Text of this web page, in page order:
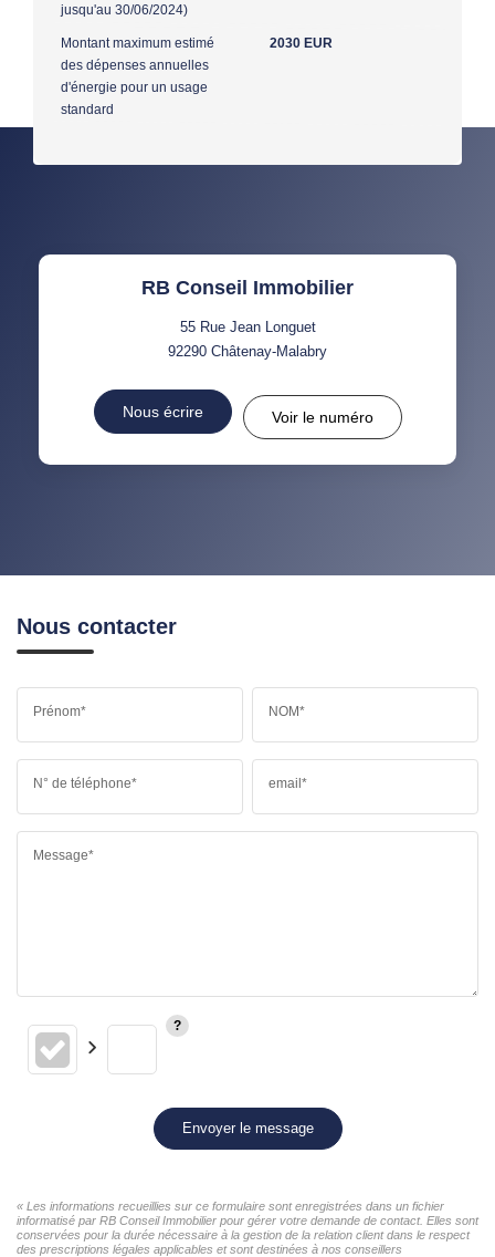
jusqu'au 30/06/2024)
Montant maximum estimé
des dépenses annuelles
d'énergie pour un usage
standard
2030 EUR
RB Conseil Immobilier
55 Rue Jean Longuet
92290 Châtenay-Malabry
Nous écrire Voir le numéro
Nous contacter
Prénom* NOM*
N° de téléphone* email*
Message*
Envoyer le message
« Les informations recueillies sur ce formulaire sont enregistrées dans un fichier
informatisé par RB Conseil Immobilier pour gérer votre demande de contact. Elles sont
conservées pour la durée nécessaire à la gestion de la relation client dans le respect
des prescriptions légales applicables et sont destinées à nos conseillers